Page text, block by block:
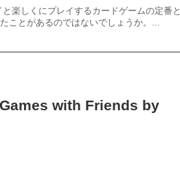
楽しくにプレイするカードゲームの定番と
ことがあるのではないでしょうか。...
with Friends by